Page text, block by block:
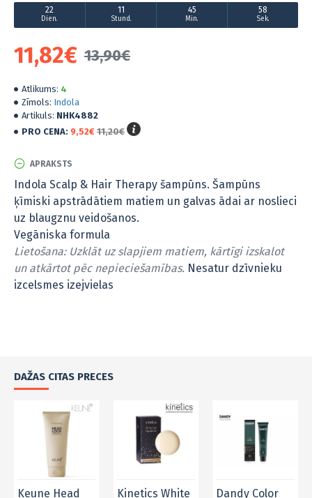
Atlikums: 4
Zīmols: Indola
Artikuls: NHK4882
PRO CENA: 9,52€ 11,20€
22
Dien.
11
Stund.
45
Min.
58
Sek.
13,90€
11,82€
APRAKSTS
Indola Scalp & Hair Therapy šampūns. Šampūns
ķīmiski apstrādātiem matiem un galvas ādai ar noslieci
uz blaugznu veidošanos.
Vegāniska formula
Lietošana: Uzklāt uz slapjiem matiem, kārtīgi izskalot
un atkārtot pēc nepieciešamības. Nesatur dzīvnieku
izcelsmes izejvielas
DAŽAS CITAS PRECES
Keune Head
Kinetics White
Dandy Color